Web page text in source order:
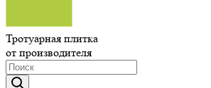
Тротуарная плитка
от производителя